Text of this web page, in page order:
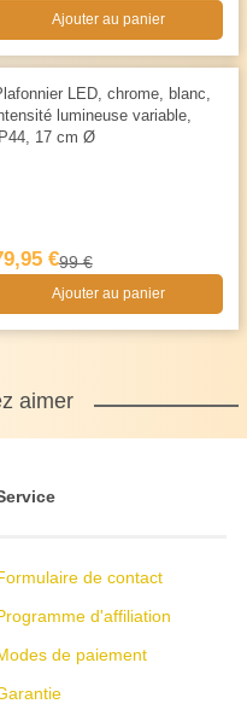
Ajouter au panier
LED, chrome, blanc,
lumineuse variable,
IP44, 17 cm Ø
€99 €
Ajouter au panier
aimer
de contact
d'affiliation
de paiement